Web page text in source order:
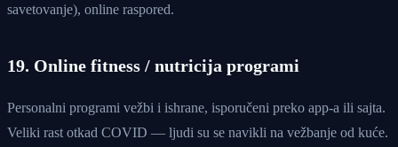
savetovanje), online raspored.
19. Online fitness / nutricija programi
Personalni programi vežbi i ishrane, isporučeni preko app-a ili sajta.
Veliki rast otkad COVID — ljudi su se navikli na vežbanje od kuće.